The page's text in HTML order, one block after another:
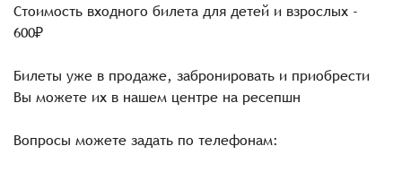
Стоимость входного билета для детей и взрослых -
600₽
Билеты уже в продаже, забронировать и приобрести
Вы можете их в нашем центре на ресепшн
Вопросы можете задать по телефонам: